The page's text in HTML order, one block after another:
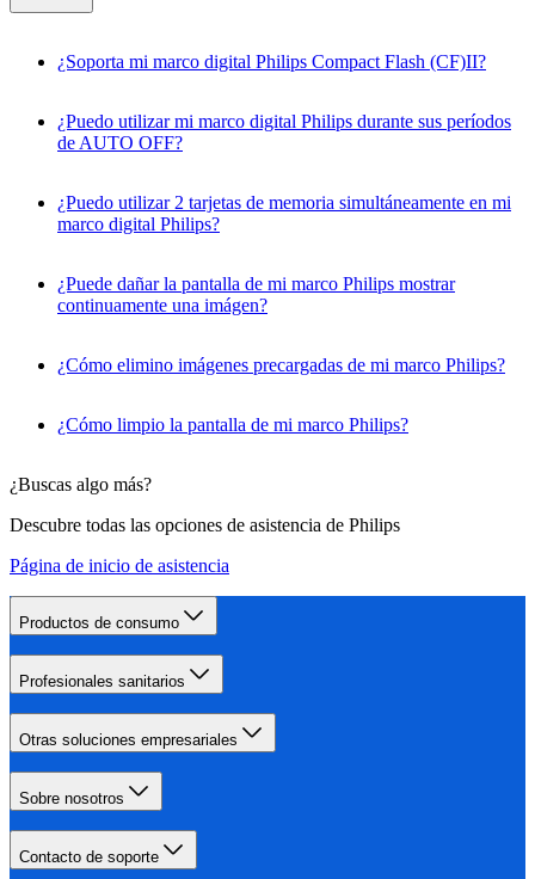
¿Soporta mi marco digital Philips Compact Flash (CF)II?
¿Puedo utilizar mi marco digital Philips durante sus períodos
de AUTO OFF?
¿Puedo utilizar 2 tarjetas de memoria simultáneamente en mi
marco digital Philips?
¿Puede dañar la pantalla de mi marco Philips mostrar
continuamente una imágen?
¿Cómo elimino imágenes precargadas de mi marco Philips?
¿Cómo limpio la pantalla de mi marco Philips?
¿Buscas algo más?
Descubre todas las opciones de asistencia de Philips
Página de inicio de asistencia
Productos de consumo
Profesionales sanitarios
Otras soluciones empresariales
Sobre nosotros
Contacto de soporte